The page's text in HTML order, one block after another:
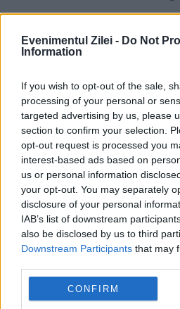
Evenimentul Zilei - Do Not
Information
If you wish to opt-out of the sale,
processing of your personal or
targeted advertising by us, please
section to confirm your selection.
opt-out request is processed you
interest-based ads based on
us or personal information
your opt-out. You may separately
disclosure of your personal
IAB’s list of downstream
also be disclosed by us to third
Downstream Participants that may
CONFIRM
Andrei Chiliman s-a
funcțiile din PNL
25 IUNIE 2015
Primarul Sectorului 1,